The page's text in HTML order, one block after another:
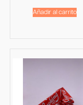
Añadir al carrito